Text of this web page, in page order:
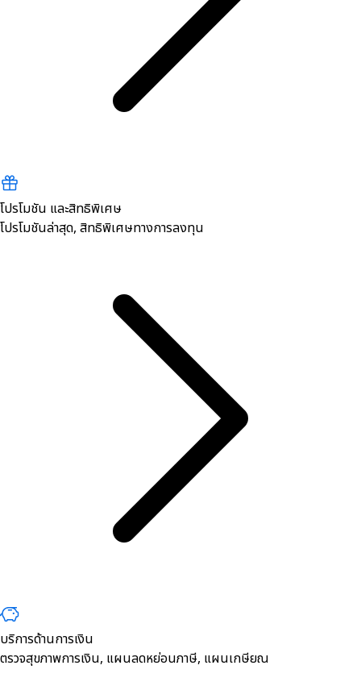
โปรโมชัน และสิทธิพิเศษ
โปรโมชันล่าสุด, สิทธิพิเศษทางการลงทุน
บริการด้านการเงิน
ตรวจสุขภาพการเงิน, ​แผนลดหย่อนภาษี, แผนเกษียณ